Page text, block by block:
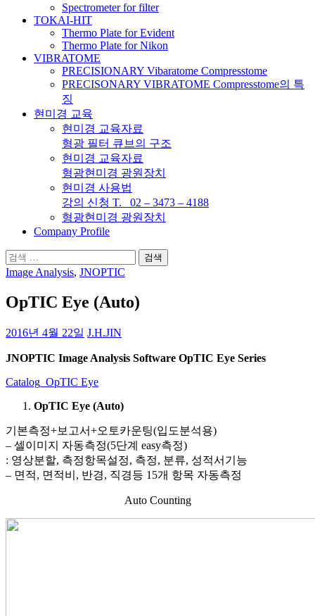
Spectrometer for filter
TOKAI-HIT
Thermo Plate for Evident
Thermo Plate for Nikon
VIBRATOME
PRECISIONARY Vibaratome Compresstome
PRECISONARY VIBRATOME Compresstome의 특
징
현미경 교육
현미경 교육자료
형광 필터 큐브의 구조
현미경 교육자료
형광현미경 광원장치
현미경 사용법
강의 신청 T. 02 – 3473 – 4188
형광현미경 광원장치
Company Profile
검
색:
Image Analysis, JNOPTIC
OpTIC Eye (Auto)
2016년 4월 22일 J.H.JIN
JNOPTIC Image Analysis Software OpTIC Eye Series
Catalog_OpTIC Eye
OpTIC Eye (Auto)
기본측정+보고서+오토카운팅(입도분석용)
– 셀이미지 자동측정(5단계 easy측정)
: 영상분할, 측정항목설정, 측정, 분류, 성적서기능
– 면적, 면적비, 반경, 직경등 15개 항목 자동측정
Auto Counting